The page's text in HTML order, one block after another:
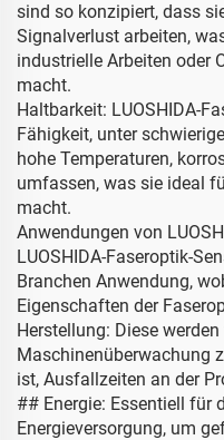
sind so konzipiert, dass
Signalverlust arbeiten,
industrielle Arbeiten oder
macht.
Haltbarkeit: LUOSHIDA-
Fähigkeit, unter
hohe Temperaturen,
umfassen, was sie ideal
macht.
Anwendungen von
LUOSHIDA-Faseroptik-
Branchen Anwendung,
Eigenschaften der
Herstellung: Diese
Maschinenüberwachung
ist, Ausfallzeiten an der
## Energie: Essentiell für
Energieversorgung, um